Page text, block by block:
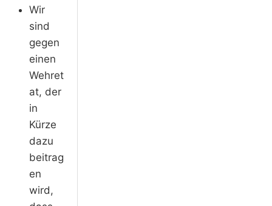
Wir
sind
gegen
einen
Wehret
at, der
in
Kürze
dazu
beitrag
en
wird,